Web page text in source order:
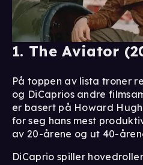
1. The Aviator
På toppen av lista troner
og DiCaprios andre
er basert på Howard
for seg hans mest
av 20-årene og ut 40-
DiCaprio spiller